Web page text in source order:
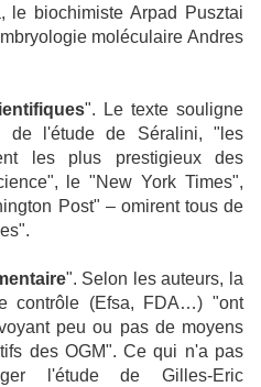
le biochimiste Arpad Pusztai
moléculaire Andres
". Le texte souligne
de l'étude de Séralini, "les
les plus prestigieux des
le "New York Times",
Post" – omirent tous de
". Selon les auteurs, la
contrôle (Efsa, FDA…) "ont
peu ou pas de moyens
des OGM". Ce qui n'a pas
l'étude de Gilles-Eric